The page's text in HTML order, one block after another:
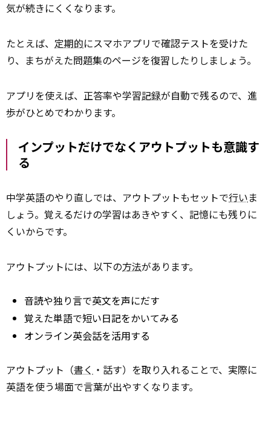
気が続きにくくなります。
たとえば、 定期的にスマホアプリで確認テストを受けた
り、まちがえた問題集のページを復習したりしましょう。
アプリを使えば、正答率や学習記録が自動で残るので、進
歩がひとめでわかります。
インプットだけでなくアウトプットも意識す
る
中学英語のやり直しでは、アウトプットもセットで行いま
しょう。覚えるだけの学習はあきやすく、記憶にも残りに
くいからです。
アウトプットには、以下の方法があります。
音読や独り言で英文を声にだす
覚えた単語で短い日記をかいてみる
オンライン英会話を活用する
アウトプット（書く ・話す）を取り入れることで、実際に
英語を使う場面で言葉が出やすくなります。